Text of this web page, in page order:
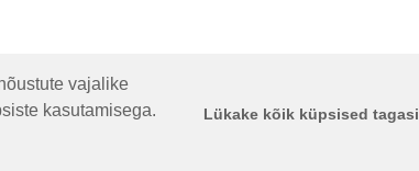
vajalike
kasutamisega.
Lükake kõik küpsised tagasi